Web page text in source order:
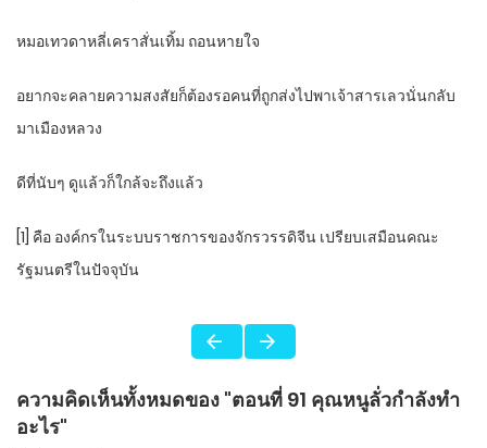
หมอเทวดาหลี่เคราสั่นเทิ้ม ถอนหายใจ
อยากจะคลายความสงสัยก็ต้องรอคนที่ถูกส่งไปพาเจ้าสารเลวนั่นกลับ
มาเมืองหลวง
ดีที่นับๆ ดูแล้วก็ใกล้จะถึงแล้ว
[1] คือ องค์กรในระบบราชการของจักรวรรดิจีน เปรียบเสมือนคณะ
รัฐมนตรีในปัจจุบัน
ความคิดเห็นทั้งหมดของ "ตอนที่ 91 คุณหนูลั่วกำลังทำ
อะไร"